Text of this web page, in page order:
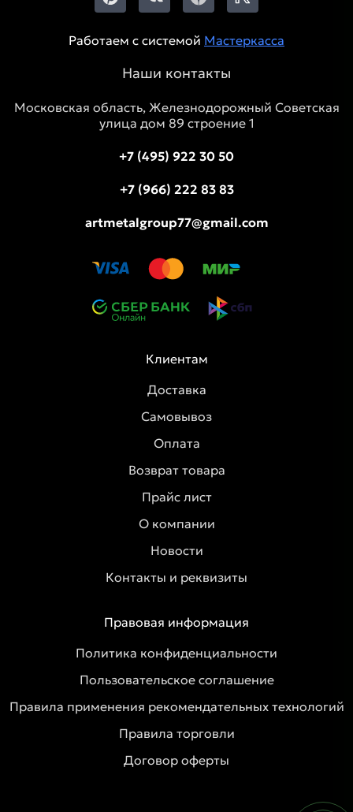
Работаем с системой Мастеркасса
Наши контакты
Московская область, Железнодорожный Советская
улица дом 89 строение 1
+7 (495) 922 30 50
+7 (966) 222 83 83
artmetalgroup77@gmail.com
Клиентам
Доставка
Самовывоз
Оплата
Возврат товара
Прайс лист
О компании
Новости
Контакты и реквизиты
Правовая информация
Политика конфиденциальности
Пользовательское соглашение
Правила применения рекомендательных технологий
Правила торговли
Договор оферты